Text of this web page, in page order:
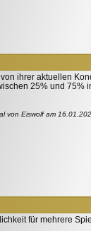
ihrer aktuellen
25% und 75%
von Eiswolf am
für mehrere